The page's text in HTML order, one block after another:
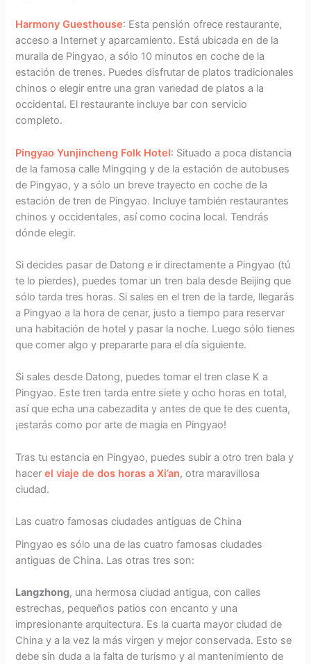
Harmony Guesthouse: Esta pensión ofrece restaurante,
acceso a Internet y aparcamiento. Está ubicada en de la
muralla de Pingyao, a sólo 10 minutos en coche de la
estación de trenes. Puedes disfrutar de platos tradicionales
chinos o elegir entre una gran variedad de platos a la
occidental. El restaurante incluye bar con servicio
completo.
Pingyao Yunjincheng Folk Hotel: Situado a poca distancia
de la famosa calle Mingqing y de la estación de autobuses
de Pingyao, y a sólo un breve trayecto en coche de la
estación de tren de Pingyao. Incluye también restaurantes
chinos y occidentales, así como cocina local. Tendrás
dónde elegir.
Si decides pasar de Datong e ir directamente a Pingyao (tú
te lo pierdes), puedes tomar un tren bala desde Beijing que
sólo tarda tres horas. Si sales en el tren de la tarde, llegarás
a Pingyao a la hora de cenar, justo a tiempo para reservar
una habitación de hotel y pasar la noche. Luego sólo tienes
que comer algo y prepararte para el día siguiente.
Si sales desde Datong, puedes tomar el tren clase K a
Pingyao. Este tren tarda entre siete y ocho horas en total,
así que echa una cabezadita y antes de que te des cuenta,
¡estarás como por arte de magia en Pingyao!
Tras tu estancia en Pingyao, puedes subir a otro tren bala y
hacerel viaje de dos horas a Xi’an, otra maravillosa
ciudad.
Las cuatro famosas ciudades antiguas de China
Pingyao es sólo una de las cuatro famosas ciudades
antiguas de China. Las otras tres son:
Langzhong, una hermosa ciudad antigua, con calles
estrechas, pequeños patios con encanto y una
impresionante arquitectura. Es la cuarta mayor ciudad de
China y a la vez la más virgen y mejor conservada. Esto se
debe sin duda a la falta de turismo y al mantenimiento de